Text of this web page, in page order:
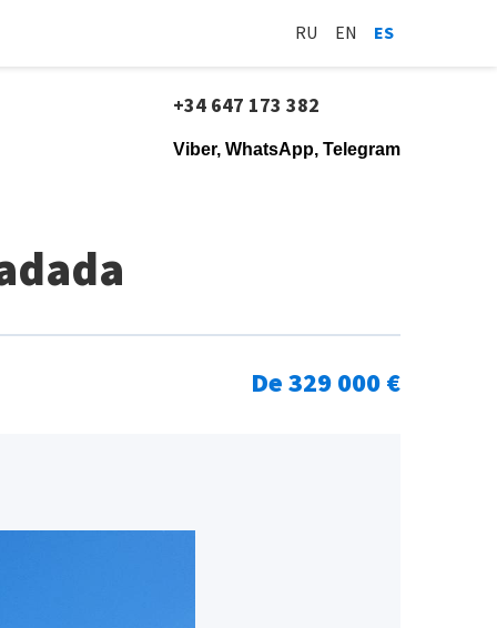
RU EN ES
+34 647 173 382
Viber, WhatsApp, Telegram
De 329 000 €